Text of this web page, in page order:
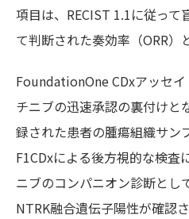
項目は、RECIST 1.1に従って
て判断された奏効率（ORR）
FoundationOne CDxアッセ
チニブの迅速承認の裏付けと
録された患者の腫瘍組織サン
F1CDxによる後方視的な検査
ニブのコンパニオン診断とし
NTRK融合遺伝子陽性が確認